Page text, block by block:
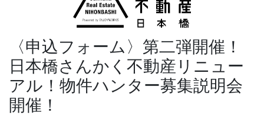
〈申込フォーム〉第二弾開催！
日本橋さんかく不動産リニュー
アル！物件ハンター募集説明会
開催！